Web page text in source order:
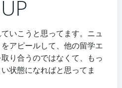
いこうと思ってます。ニュ
アピールして、他の留学エ
り合うのではなくて、もっ
状態になればと思ってま